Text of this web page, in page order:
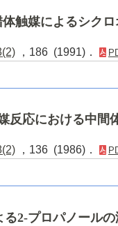
触媒によるシク
，186 (1991)．
反応における中間
，136 (1986)．
2-プロパノール